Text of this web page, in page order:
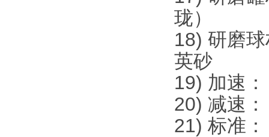
珑）
18) 研磨
英砂
19) 加速
20) 减速
21) 标准